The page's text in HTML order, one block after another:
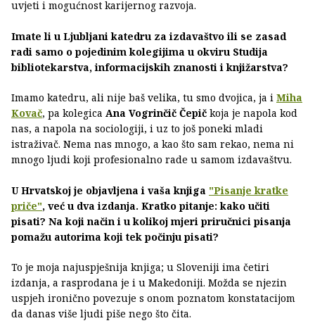
uvjeti i mogućnost karijernog razvoja.
Imate li u Ljubljani katedru za izdavaštvo ili se zasad
radi samo o pojedinim kolegijima u okviru Studija
bibliotekarstva, informacijskih znanosti i knjižarstva?
Imamo katedru, ali nije baš velika, tu smo dvojica, ja i Miha
Kovač, pa kolegica Ana Vogrinčič Čepič koja je napola kod
nas, a napola na sociologiji, i uz to još poneki mladi
istraživač. Nema nas mnogo, a kao što sam rekao, nema ni
mnogo ljudi koji profesionalno rade u samom izdavaštvu.
U Hrvatskoj je objavljena i vaša knjiga "Pisanje kratke
priče", već u dva izdanja. Kratko pitanje: kako učiti
pisati? Na koji način i u kolikoj mjeri priručnici pisanja
pomažu autorima koji tek počinju pisati?
To je moja najuspješnija knjiga; u Sloveniji ima četiri
izdanja, a rasprodana je i u Makedoniji. Možda se njezin
uspjeh ironično povezuje s onom poznatom konstatacijom
da danas više ljudi piše nego što čita.